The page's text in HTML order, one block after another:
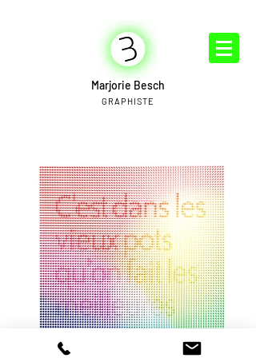
Marjorie Besch
GRAPHISTE